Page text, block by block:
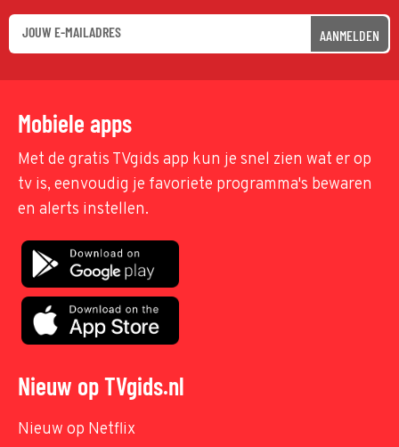
AANMELDEN
Mobiele apps
Met de gratis TVgids app kun je snel zien wat er op
tv is, eenvoudig je favoriete programma's bewaren
en alerts instellen.
Nieuw op TVgids.nl
Nieuw op Netflix